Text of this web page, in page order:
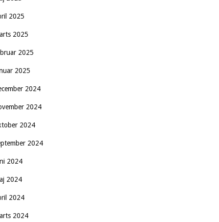
2025
2025
2025
2025
2024
2024
2024
2024
2024
2024
2024
2024